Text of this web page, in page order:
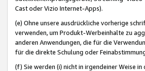
Cast oder Vizio Internet-Apps).
(e) Ohne unsere ausdrückliche vorherige
verwenden, um Produkt-Werbeinhalte zu
anderen Anwendungen, die für die
für die direkte Schulung oder
(f) Sie werden (i) nicht in irgendeiner Weise